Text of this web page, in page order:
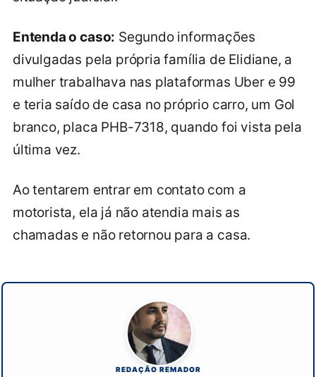
Entenda o caso: Segundo informações
divulgadas pela própria família de Elidiane, a
mulher trabalhava nas plataformas Uber e 99
e teria saído de casa no próprio carro, um Gol
branco, placa PHB-7318, quando foi vista pela
última vez.
Ao tentarem entrar em contato com a
motorista, ela já não atendia mais as
chamadas e não retornou para a casa.
REDAÇÃO REMADOR